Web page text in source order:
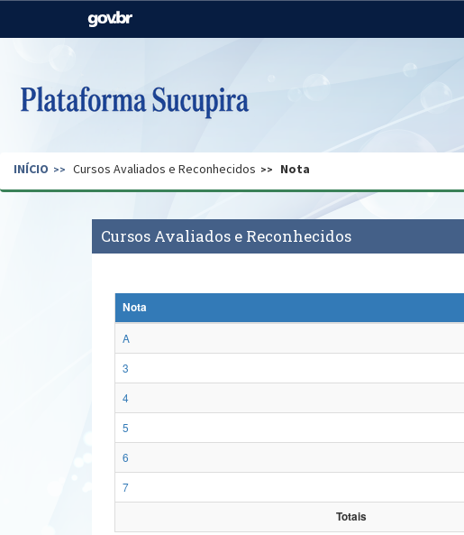
Casa Civil
Pecuária e Abastecimento
Secretaria de Governo Gabinete de Segurança
INÍCIO Cursos Avaliados e Reconhecidos Nota
Cursos Avaliados e Reconhecidos
Nota
A
3
4
5
6
7
Totais